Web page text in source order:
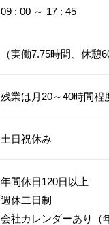
09 : 00 ～ 17 : 45
（実働7.75時間、休憩
残業は月20～40時間程
土日祝休み
年間休日120日以上
週休二日制
会社カレンダーあり（